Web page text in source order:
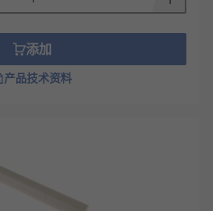
添加
产品技术资料